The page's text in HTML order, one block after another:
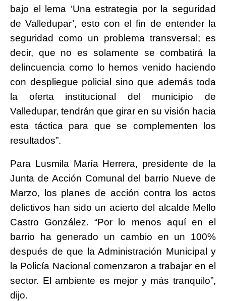
bajo el lema ‘Una estrategia por la seguridad
de Valledupar’, esto con el fin de entender la
seguridad como un problema transversal; es
decir, que no es solamente se combatirá la
delincuencia como lo hemos venido haciendo
con despliegue policial sino que además toda
la oferta institucional del municipio de
Valledupar, tendrán que girar en su visión hacia
esta táctica para que se complementen los
resultados”.
Para Lusmila María Herrera, presidente de la
Junta de Acción Comunal del barrio Nueve de
Marzo, los planes de acción contra los actos
delictivos han sido un acierto del alcalde Mello
Castro González. “Por lo menos aquí en el
barrio ha generado un cambio en un 100%
después de que la Administración Municipal y
la Policía Nacional comenzaron a trabajar en el
sector. El ambiente es mejor y más tranquilo”,
dijo.